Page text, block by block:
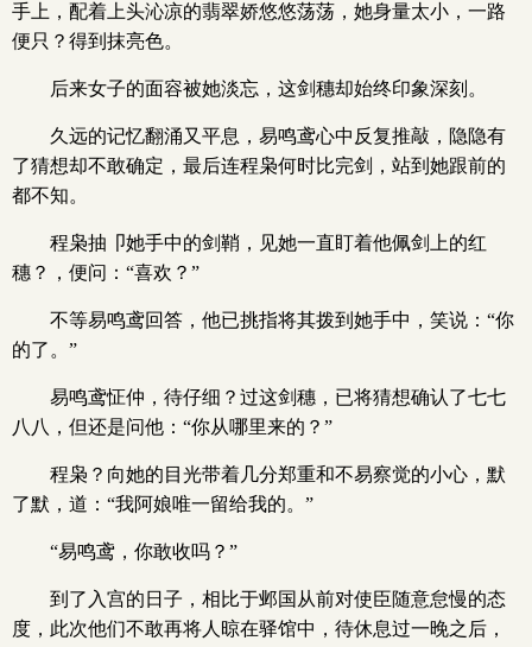
手上，配着上头沁凉的翡翠娇悠悠荡荡，她身量太小，一路
便只？得到抹亮色。
后来女子的面容被她淡忘，这剑穗却始终印象深刻。
久远的记忆翻涌又平息，易鸣鸢心中反复推敲，隐隐有
了猜想却不敢确定，最后连程枭何时比完剑，站到她跟前的
都不知。
程枭抽卩她手中的剑鞘，见她一直盯着他佩剑上的红
穗？，便问：“喜欢？”
不等易鸣鸢回答，他已挑指将其拨到她手中，笑说：“你
的了。”
易鸣鸢怔仲，待仔细？过这剑穗，已将猜想确认了七七
八八，但还是问他：“你从哪里来的？”
程枭？向她的目光带着几分郑重和不易察觉的小心，默
了默，道：“我阿娘唯一留给我的。”
“易鸣鸢，你敢收吗？”
到了入宫的日子，相比于邺国从前对使臣随意怠慢的态
度，此次他们不敢再将人晾在驿馆中，待休息过一晚之后，